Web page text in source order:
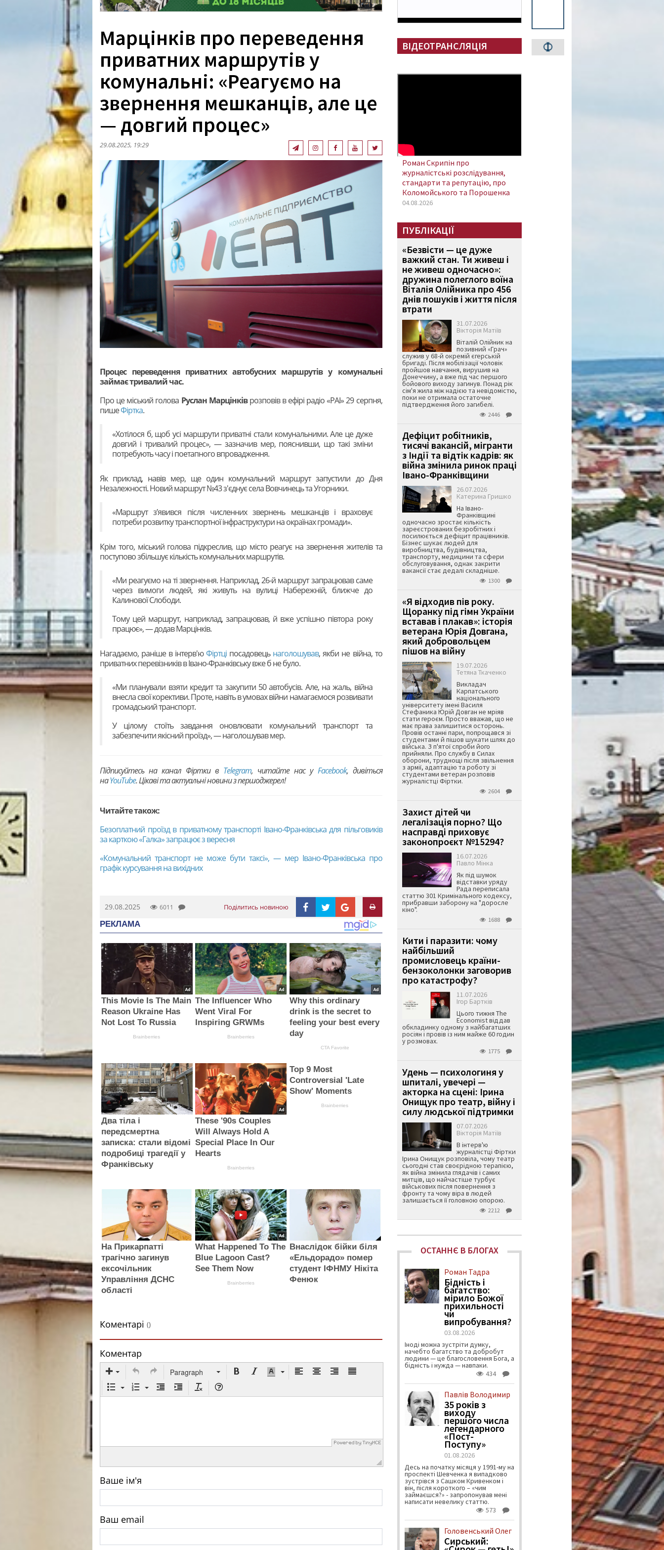
Марцінків про переведення
приватних маршрутів у
комунальні: «Реагуємо на
звернення мешканців, але це
— довгий процес»
29.08.2025, 19:29
Процес переведення приватних автобусних маршрутів у комунальні
займає тривалий час.
Про це міський голова Руслан Марцінківрозповів в ефірі радіо «РАІ» 29 серпня,
пишеФіртка.
«Хотілося б, щоб усі маршрути приватні стали комунальними. Але це дуже
довгий і тривалий процес», — зазначив мер, пояснивши, що такі зміни
потребують часу і поетапного впровадження.
Як приклад, навів мер, ще один комунальний маршрут запустили до Дня
Незалежності. Новий маршрут №43 з'єднує села Вовчинець та Угорники.
«Маршрут з’явився після численних звернень мешканців і враховує
потреби розвитку транспортної інфраструктури на окраїнах громади».
Крім того, міський голова підкреслив, що місто реагує на звернення жителів та
поступово збільшує кількість комунальних маршрутів.
«Ми реагуємо на ті звернення. Наприклад, 26-й маршрут запрацював саме
через вимоги людей, які живуть на вулиці Набережній, ближче до
Калинової Слободи.
Тому цей маршрут, наприклад, запрацював, й вже успішно півтора року
працює», — додав Марцінків.
Нагадаємо, раніше в інтерв'юФіртці посадовець наголошував, якби не війна, то
приватних перевізників в Івано-Франківську вже б не було.
«Ми планували взяти кредит та закупити 50 автобусів. Але, на жаль, війна
внесла свої корективи. Проте, навіть в умовах війни намагаємося розвивати
громадський транспорт.
У цілому стоїть завдання оновлювати комунальний транспорт та
забезпечити якісний проїзд», — наголошував мер.
Підписуйтесь на канал Фіртки в Telegram, читайте нас у Facebook, дивіться
наYouTubе. Цікаві та актуальні новини з першоджерел!
Читайте також:
Безоплатний проїзд в приватному транспорті Івано-Франківська для пільговиків
за карткою «Галка» запрацює з вересня
«Комунальний транспорт не може бути таксі», — мер Івано-Франківська про
графік курсування на вихідних
29.08.2025 6011 Поділитись новиною
РЕКЛАМА
This Movie Is The Main
Reason Ukraine Has
Not Lost To Russia
Brainberries
The Influencer Who
Went Viral For
Inspiring GRWMs
Brainberries
Why this ordinary
drink is the secret to
feeling your best every
day
CTA Favorite
Два тіла і
передсмертна
записка: стали відомі
подробиці трагедії у
Франківську
These '90s Couples
Will Always Hold A
Special Place In Our
Hearts
Brainberries
Top 9 Most
Controversial 'Late
Show' Moments
Brainberries
На Прикарпатті
трагічно загинув
ексочільник
Управління ДСНС
області
What Happened To The
Blue Lagoon Cast?
See Them Now
Brainberries
Внаслідок бійки біля
«Ельдорадо» помер
студент ІФНМУ Нікіта
Фенюк
Коментарі ()
Коментар
Paragraph
Ваше ім'я
Ваш email
ВІДЕОТРАНСЛЯЦІЯ
Роман Скрипін про
журналістські розслідування,
стандарти та репутацію, про
Коломойського та Порошенка
04.08.2026
ПУБЛІКАЦІЇ
«Безвісти — це дуже
важкий стан. Ти живеш і
не живеш одночасно»:
дружина полеглого воїна
Віталія Олійника про 456
днів пошуків і життя після
втрати
31.07.2026
Вікторія Матіїв
Віталій Олійник на
позивний «Грач»
служив у 68-й окремій єгерській
бригаді. Після мобілізації чоловік
пройшов навчання, вирушив на
Донеччину, а вже під час першого
бойового виходу загинув. Понад рік
сім'я жила між надією та невідомістю,
поки не отримала остаточне
підтвердження його загибелі.
2446
Дефіцит робітників,
тисячі вакансій, мігранти
з Індії та відтік кадрів: як
війна змінила ринок праці
Івано-Франківщини
26.07.2026
Катерина Гришко
На Івано-
Франківщині
одночасно зростає кількість
зареєстрованих безробітних і
посилюється дефіцит працівників.
Бізнес шукає людей для
виробництва, будівництва,
транспорту, медицини та сфери
обслуговування, однак закрити
вакансії стає дедалі складніше.
1300
«Я відходив пів року.
Щоранку під гімн України
вставав і плакав»: історія
ветерана Юрія Довгана,
який добровольцем
пішов на війну
19.07.2026
Тетяна Ткаченко
Викладач
Карпатського
національного
університету імені Василя
Стефаника Юрій Довган не мріяв
стати героєм. Просто вважав, що не
має права залишитися осторонь.
Провів останні пари, попрощався зі
студентами й пішов шукати шлях до
війська. З п'ятої спроби його
прийняли. Про службу в Силах
оборони, труднощі після звільнення
з армії, адаптацію та роботу зі
студентами ветеран розповів
журналістці Фіртки.
2604
Захист дітей чи
легалізація порно? Що
насправді приховує
законопроєкт №15294?
16.07.2026
Павло Мінка
Як під шумок
відставки уряду
Рада переписала
статтю 301 Кримінального кодексу,
прибравши заборону на "доросле
кіно".
1688
Кити і паразити: чому
найбільший
промисловець країни-
бензоколонки заговорив
про катастрофу?
11.07.2026
Ігор Бартків
Цього тижня The
Economist віддав
обкладинку одному з найбагатших
росіян і провів із ним майже 60 годин
у розмовах.
1775
Удень — психологиня у
шпиталі, увечері —
акторка на сцені: Ірина
Онищук про театр, війну і
силу людської підтримки
07.07.2026
Вікторія Матіїв
В інтерв'ю
журналістці Фіртки
Ірина Онищук розповіла, чому театр
сьогодні став своєрідною терапією,
як війна змінила глядачів і самих
митців, що найчастіше турбує
військових після повернення з
фронту та чому віра в людей
залишається її головною опорою.
2212
ОСТАННЄ В БЛОГАХ
Роман Тадра
Бідність і
багатство:
мірило Божої
прихильності
чи
випробування?
03.08.2026
Іноді можна зустріти думку,
начебто багатство та добробут
людини — це благословення Бога, а
бідність і нужда — навпаки.
434
Павлів Володимир
35 років з
виходу
першого числа
легендарного
«Пост-
Поступу»
01.08.2026
Десь на початку місяця у 1991-му на
проспекті Шевченка я випадково
зустрівся з Сашком Кривенком і
він, після короткого – «чим
займаєшся?» - запропонував мені
написати невелику статтю.
573
Головенський Олег
Сирський: